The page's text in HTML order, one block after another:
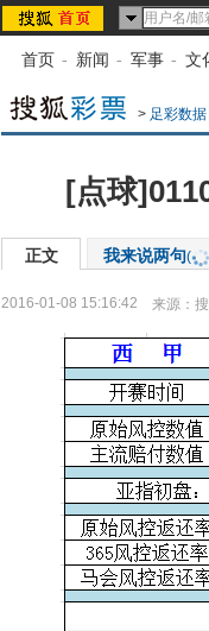
首页 - 新闻 - 军事 - 文
> 足彩数据
[点球
正文 我来说两句(
2016-01-08 15:16:42 来源：